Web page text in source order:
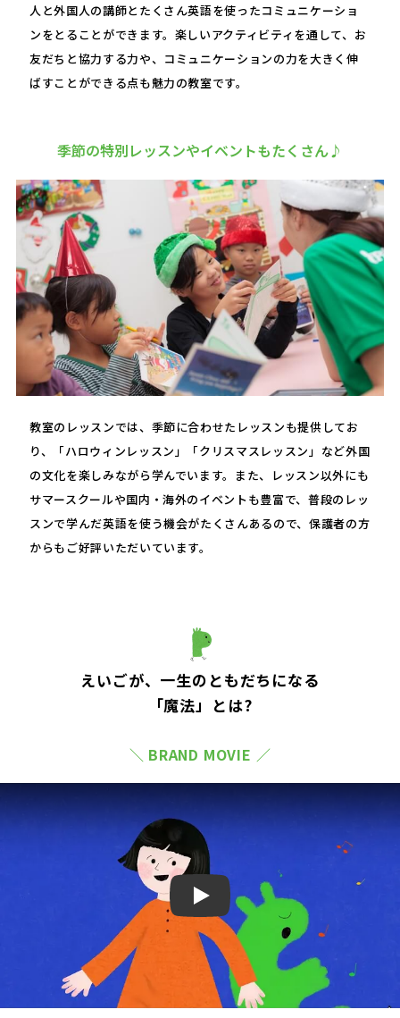
人と外国人の講師とたくさん英語を使ったコミュニケーショ
ンをとることができます。楽しいアクティビティを通して、お
友だちと協力する力や、コミュニケーションの力を大きく伸
ばすことができる点も魅力の教室です。
季節の特別レッスンやイベントもたくさん♪
教室のレッスンでは、季節に合わせたレッスンも提供してお
り、「ハロウィンレッスン」「クリスマスレッスン」など外国
の文化を楽しみながら学んでいます。また、レッスン以外にも
サマースクールや国内・海外のイベントも豊富で、普段のレッ
スンで学んだ英語を使う機会がたくさんあるので、保護者の方
からもご好評いただいています。
えいごが、一生のともだちになる
「魔法」とは?
＼ BRAND MOVIE ／